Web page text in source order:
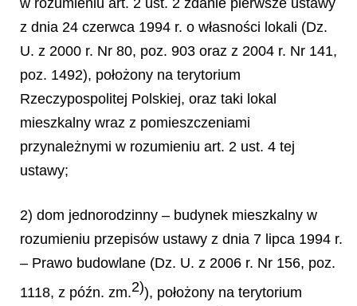
z dnia 24 czerwca 1994 r. o własności lokali (Dz.
U. z 2000 r. Nr 80, poz. 903 oraz z 2004 r. Nr 141,
poz. 1492), położony na terytorium
Rzeczypospolitej Polskiej, oraz taki lokal
mieszkalny wraz z pomieszczeniami
przynależnymi w rozumieniu art. 2 ust. 4 tej
ustawy;
2) dom jednorodzinny – budynek mieszkalny w
rozumieniu przepisów ustawy z dnia 7 lipca 1994 r.
– Prawo budowlane (Dz. U. z 2006 r. Nr 156, poz.
1118, z późn. zm.2)), położony na terytorium